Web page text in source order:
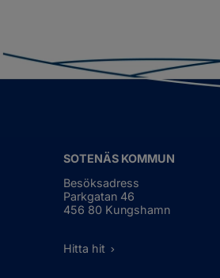
SOTENÄS KOMMUN
Besöksadress
Parkgatan 46
456 80 Kungshamn
Hitta hit